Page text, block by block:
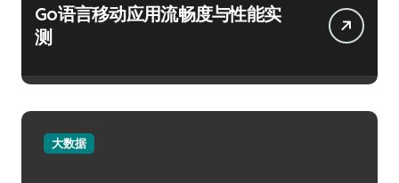
Go语言移动应用流畅度与性能实
测
大数据